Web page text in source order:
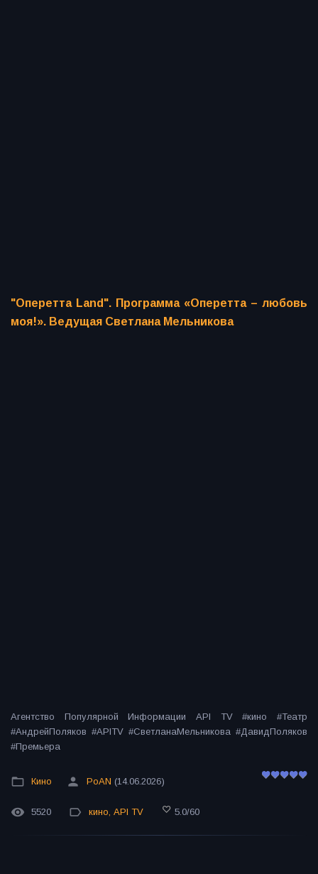
"Оперетта Land". Программа «Оперетта – любовь
моя!». Ведущая Светлана Мельникова
Агентство Популярной Информации API TV #кино #Театр
#АндрейПоляков #APITV #СветланаМельникова #ДавидПоляков
#Премьера
Кино PoAN (14.06.2026)
5520 кино, API TV 5.0/60